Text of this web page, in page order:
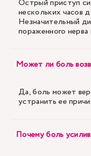
Острый приступ
нескольких часов
Незначительный
пораженного
Может ли боль
Да, боль может
устранить ее
Почему боль